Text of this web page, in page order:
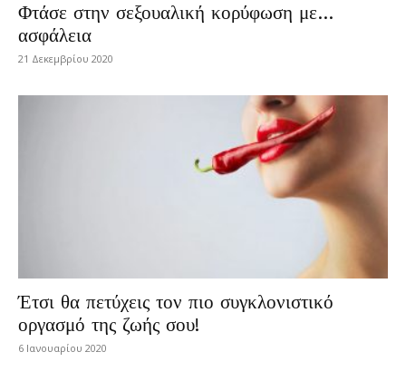
Φτάσε στην σεξουαλική κορύφωση με…
ασφάλεια
21 Δεκεμβρίου 2020
Έτσι θα πετύχεις τον πιο συγκλονιστικό
οργασμό της ζωής σου!
6 Ιανουαρίου 2020